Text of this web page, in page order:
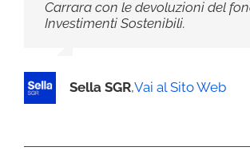
Carrara con le devoluzioni del
Investimenti Sostenibili.
Sella SGR,Vai al Sito Web